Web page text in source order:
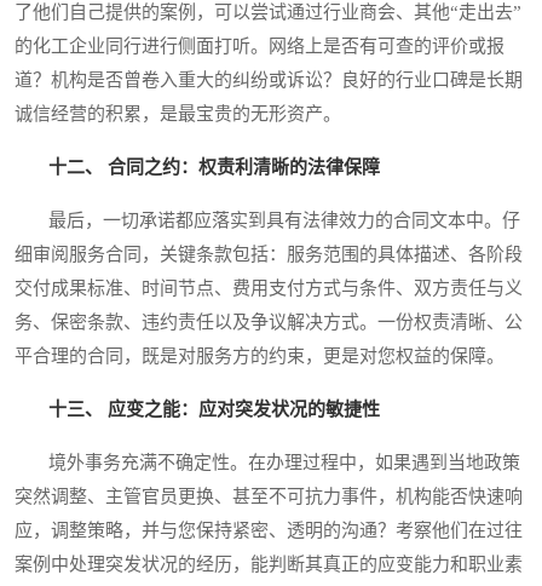
了他们自己提供的案例，可以尝试通过行业商会、其他“走出去”
的化工企业同行进行侧面打听。网络上是否有可查的评价或报
道？机构是否曾卷入重大的纠纷或诉讼？良好的行业口碑是长期
诚信经营的积累，是最宝贵的无形资产。
十二、 合同之约：权责利清晰的法律保障
最后，一切承诺都应落实到具有法律效力的合同文本中。仔
细审阅服务合同，关键条款包括：服务范围的具体描述、各阶段
交付成果标准、时间节点、费用支付方式与条件、双方责任与义
务、保密条款、违约责任以及争议解决方式。一份权责清晰、公
平合理的合同，既是对服务方的约束，更是对您权益的保障。
十三、 应变之能：应对突发状况的敏捷性
境外事务充满不确定性。在办理过程中，如果遇到当地政策
突然调整、主管官员更换、甚至不可抗力事件，机构能否快速响
应，调整策略，并与您保持紧密、透明的沟通？考察他们在过往
案例中处理突发状况的经历，能判断其真正的应变能力和职业素